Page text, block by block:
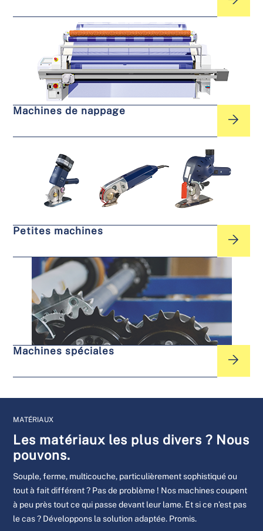
Machines de nappage
Petites machines
Machines spéciales
MATÉRIAUX
Les matériaux les plus divers ? Nous
pouvons.
Souple, ferme, multicouche, particulièrement sophistiqué ou
tout à fait différent ? Pas de problème ! Nos machines coupent
à peu près tout ce qui passe devant leur lame. Et si ce n’est pas
le cas ? Développons la solution adaptée. Promis.